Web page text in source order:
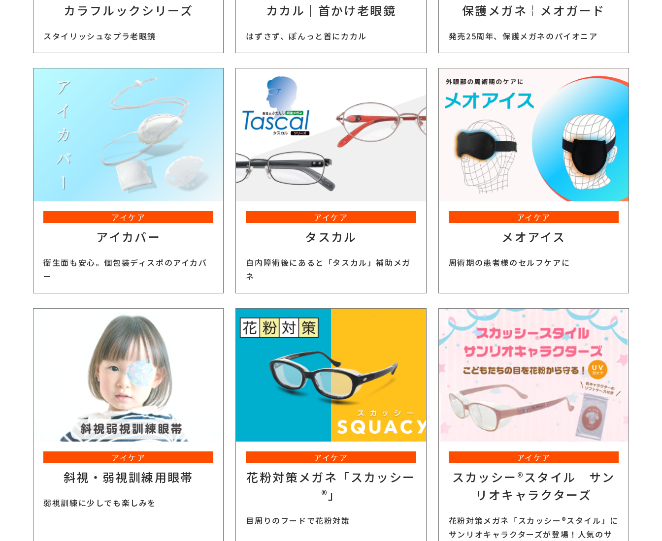
カラフルックシリーズ
スタイリッシュなプラ老眼鏡
カカル｜首かけ老眼鏡
はずさず、ぽんっと首にカカル
保護メガネ￤メオガード
発売25周年、保護メガネのパイオニア
アイケア
アイカバー
衛生面も安心。個包装ディスポのアイカバ
ー
アイケア
タスカル
白内障術後にあると「タスカル」補助メガ
ネ
アイケア
メオアイス
周術期の患者様のセルフケアに
アイケア
斜視・弱視訓練用眼帯
弱視訓練に少しでも楽しみを
アイケア
花粉対策メガネ「スカッシー
®」
目周りのフードで花粉対策
アイケア
スカッシー®スタイル サン
リオキャラクターズ
花粉対策メガネ「スカッシー®スタイル」に
サンリオキャラクターズが登場！人気のサ